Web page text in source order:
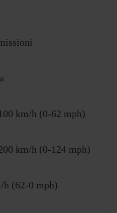
km/h (0-62 mph)
km/h (0-124 mph)
h (62-0 mph)